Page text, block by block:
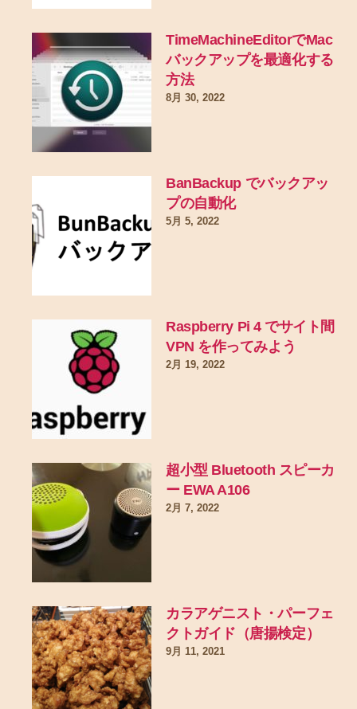
TimeMachineEditorでMac
バックアップを最適化する
方法
8月 30, 2022
BanBackup でバックアッ
プの自動化
5月 5, 2022
Raspberry Pi 4 でサイト間
VPN を作ってみよう
2月 19, 2022
超小型 Bluetooth スピーカ
ー EWA A106
2月 7, 2022
カラアゲニスト・パーフェ
クトガイド（唐揚検定）
9月 11, 2021